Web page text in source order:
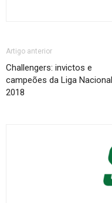
Artigo anterior
Challengers: invictos e
campeões da Liga
2018